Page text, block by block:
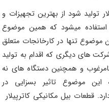
تولید شود از بهترین تجهیزات و
استفاده میشود که همین موضوع
موضوع تنها در کارخانجات متعلق
های دیگری که اقدام به تولید
نامرغوب و همچنین دستگاه های نه
این موضوع تاثیر بسزایی در
قطعات بیل مکانیکی کاترپیلار